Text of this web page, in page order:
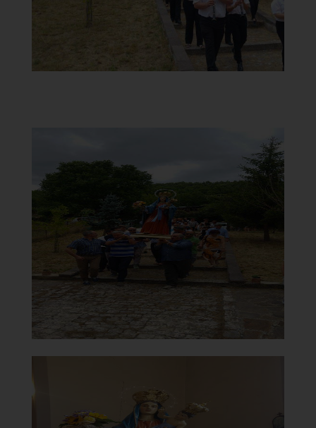
Chiesa della Madonna del
Carmine
Processione del Carmine
[
Clicca per ingrandire
Chiesa della Madonna del
Carmine